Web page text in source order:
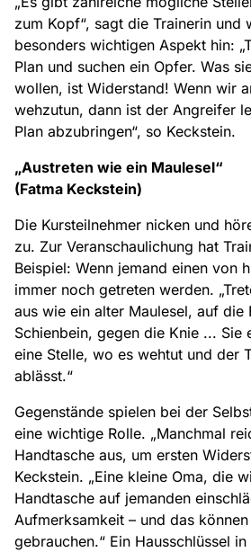
zum Kopf“, sagt die Trainerin und
besonders wichtigen Aspekt hin:
Plan und suchen ein Opfer. Was
wollen, ist Widerstand! Wenn wir
wehzutun, dann ist der Angreifer
Plan abzubringen“, so Keckstein.
„Austreten wie ein Maulesel“
(Fatma Keckstein)
Die Kursteilnehmer nicken und
zu. Zur Veranschaulichung hat
Beispiel: Wenn jemand einen von
immer noch getreten werden.
aus wie ein alter Maulesel, auf die
Schienbein, gegen die Knie ... Sie
eine Stelle, wo es wehtut und der
ablässt.“
Gegenstände spielen bei der
eine wichtige Rolle. „Manchmal
Handtasche aus, um ersten
Keckstein. „Eine kleine Oma, die
Handtasche auf jemanden
Aufmerksamkeit – und das
gebrauchen.“ Ein Hausschlüssel